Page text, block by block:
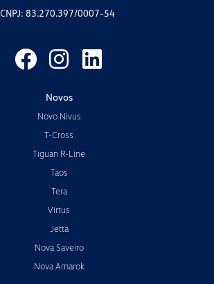
CNPJ: 83.270.397/0007-54
Novos
Novo Nivus
T-Cross
Tiguan R-Line
Taos
Tera
Virtus
Jetta
Nova Saveiro
Nova Amarok